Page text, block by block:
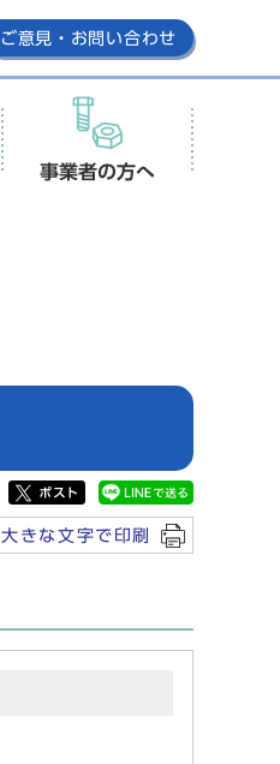
ご意見・お問い合わせ
事業者の方へ
大きな文字で印刷